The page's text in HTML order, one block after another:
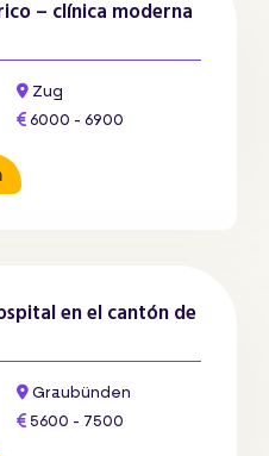
– clínica moderna
Zug
6000 - 6900
en el cantón de
Graubünden
5600 - 7500